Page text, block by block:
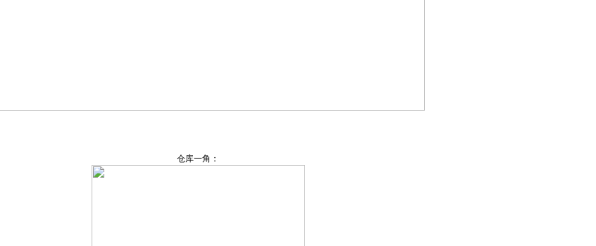
仓库一角：